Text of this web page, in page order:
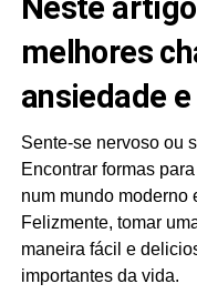
Neste
melhores
ansiedade
Sente-se nervoso ou
Encontrar formas
num mundo moderno
Felizmente, tomar
maneira fácil e
importantes da vida.